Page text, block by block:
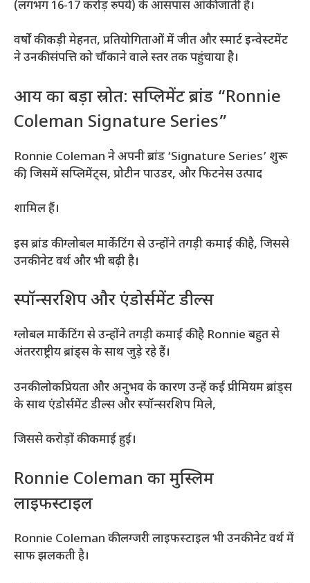
(लगभग 16-17 करोड़ रुपये) के आसपास आंकी जाती है।
वर्षों की कड़ी मेहनत, प्रतियोगिताओं में जीत और स्मार्ट इन्वेस्टमेंट
ने उनकी संपत्ति को चौंकाने वाले स्तर तक पहुंचाया है।
आय का बड़ा स्रोत: सप्लिमेंट ब्रांड “Ronnie
Coleman Signature Series”
Ronnie Coleman ने अपनी ब्रांड ‘Signature Series’ शुरू
की, जिसमें सप्लिमेंट्स, प्रोटीन पाउडर, और फिटनेस उत्पाद
शामिल हैं।
इस ब्रांड की ग्लोबल मार्केटिंग से उन्होंने तगड़ी कमाई की है, जिससे
उनकी नेट वर्थ और भी बढ़ी है।
स्पॉन्सरशिप और एंडोर्समेंट डील्स
ग्लोबल मार्केटिंग से उन्होंने तगड़ी कमाई की है Ronnie बहुत से
अंतरराष्ट्रीय ब्रांड्स के साथ जुड़े रहे हैं।
उनकी लोकप्रियता और अनुभव के कारण उन्हें कई प्रीमियम ब्रांड्स
के साथ एंडोर्समेंट डील्स और स्पॉन्सरशिप मिले,
जिससे करोड़ों की कमाई हुई।
Ronnie Coleman का मुस्लिम
लाइफस्टाइल
Ronnie Coleman की लग्जरी लाइफस्टाइल भी उनकी नेट वर्थ में
साफ झलकती है।